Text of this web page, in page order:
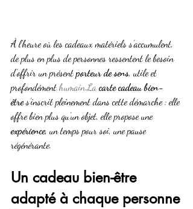
À l’heure où les cadeaux matériels s’accumulent,
de plus en plus de personnes ressentent le besoin
d’offrir un présent porteur de sens, utile et
profondément humain.La carte cadeau bien-
être s’inscrit pleinement dans cette démarche : elle
offre bien plus qu’un objet, elle propose une
expérience, un temps pour soi, une pause
régénérante.
Un cadeau bien-être
adapté à chaque personne